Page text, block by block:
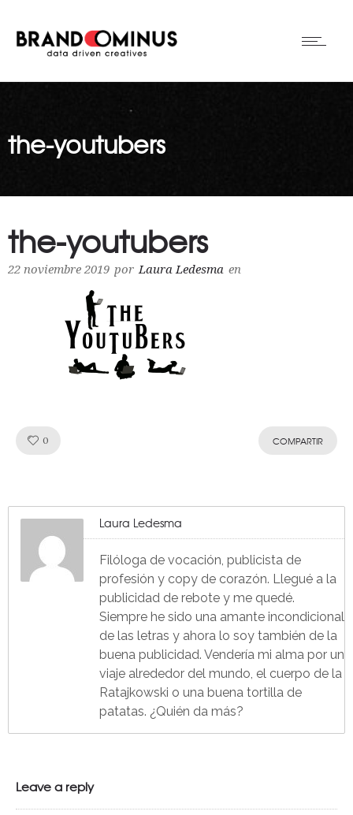
the-youtubers
the-youtubers
22 noviembre 2019 por Laura Ledesma en
0 COMPARTIR
Laura Ledesma
Filóloga de vocación, publicista de
profesión y copy de corazón. Llegué a la
publicidad de rebote y me quedé.
Siempre he sido una amante incondicional
de las letras y ahora lo soy también de la
buena publicidad. Vendería mi alma por un
viaje alrededor del mundo, el cuerpo de la
Ratajkowski o una buena tortilla de
patatas. ¿Quién da más?
Leave a reply